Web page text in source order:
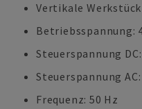
Vertikale
Betriebsspannung:
Steuerspannung DC:
Steuerspannung AC:
Frequenz: 50 Hz